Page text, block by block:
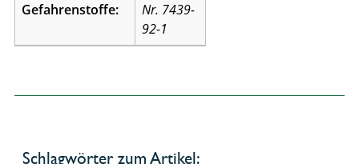
Gefahrenstoffe:
Nr. 7439-
92-1
Schlagwörter zum Artikel: